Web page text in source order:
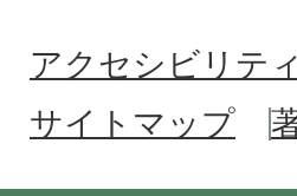
アクセシビリティ
サイトマップ